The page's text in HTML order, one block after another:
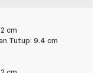
dapat
kering. Selain
kesan premium pada
cm
Tutup: 9.4 cm